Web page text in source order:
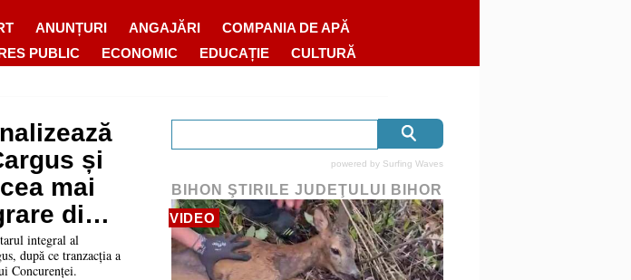
ANUNȚURI ANGAJĂRI
COMPANIA DE APĂ
PUBLIC ECONOMIC EDUCAȚIE CULTURĂ
și
mai
din
integral al
după ce tranzacția a
Concurenței.
powered by Surfing Waves
BIHON ŞTIRILE JUDEŢULUI BIHOR
VIDEO